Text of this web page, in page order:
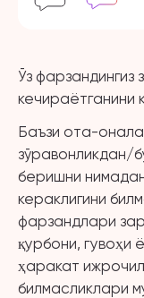
Ўз фарзандингиз
кечираётганини
Баъзи ота-
зўравонликдан/
беришни
кераклигини
фарзандлари
қурбони, гувоҳи
ҳаракат
билмасликлари